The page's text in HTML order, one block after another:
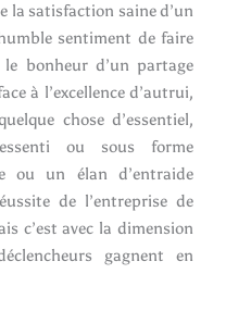
la satisfaction saine d’un
sentiment de faire
bonheur d’un partage
à l’excellence d’autrui,
chose d’essentiel,
ou sous forme
ou un élan d’entraide
de l’entreprise de
c’est avec la dimension
gagnent en